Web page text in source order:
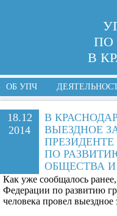
ПО
В
ОБ УПЧ
18.12
2014
В
ВЫЕЗДНОЕ
ПО
ОБЩЕСТВА
Как уже сообщалось
Федерации по развитию
человека провел выездное